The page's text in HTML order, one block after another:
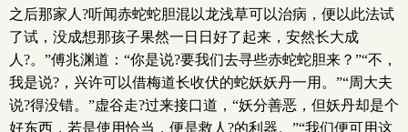
之后那家人?听闻赤蛇蛇胆混以龙浅草可以治病，便以此法试
了试，没成想那孩子果然一日日好了起来，安然长大成
人?。”傅兆渊道：“你是说?要我们去寻些赤蛇蛇胆来？”“不，
我是说?，兴许可以借梅道长收伏的蛇妖妖丹一用。”“周大夫
说?得没错。”虚谷走?过来接口道，“妖分善恶，但妖丹却是个
好东西，若是使用恰当，便是救人?的利器。”“我们便可用这